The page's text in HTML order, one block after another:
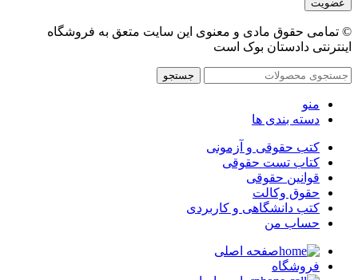
© تمامی حقوق مادی و معنوی این سایت متعق به فروشگاه
اینترنتی دادستان بوک است
جستجو
منو
دسته بندی ها
کتب حقوقی و آزمونی
کتاب تست حقوقی
قوانین حقوقی
حقوق وکالت
کتب دانشگاهی و کاربردی
حساب من
صفحه اصلی
فروشگاه